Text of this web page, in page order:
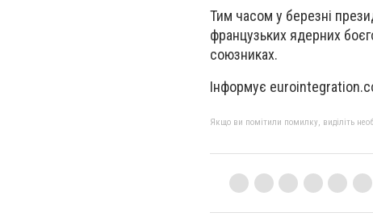
Тим часом у березні
французьких ядерних
союзниках.
Інформує
Якщо ви помітили помилку, виділіть